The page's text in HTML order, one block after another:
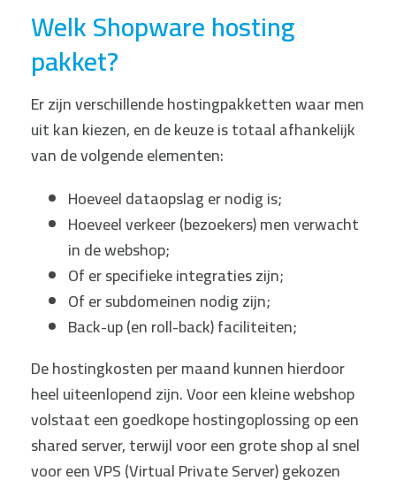
Welk Shopware hosting
pakket?
Er zijn verschillende hostingpakketten waar men
uit kan kiezen, en de keuze is totaal afhankelijk
van de volgende elementen:
Hoeveel dataopslag er nodig is;
Hoeveel verkeer (bezoekers) men verwacht
in de webshop;
Of er specifieke integraties zijn;
Of er subdomeinen nodig zijn;
Back-up (en roll-back) faciliteiten;
De hostingkosten per maand kunnen hierdoor
heel uiteenlopend zijn. Voor een kleine webshop
volstaat een goedkope hostingoplossing op een
shared server, terwijl voor een grote shop al snel
voor een VPS (Virtual Private Server) gekozen